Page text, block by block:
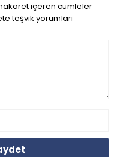
içeren cümleler
teşvik yorumları